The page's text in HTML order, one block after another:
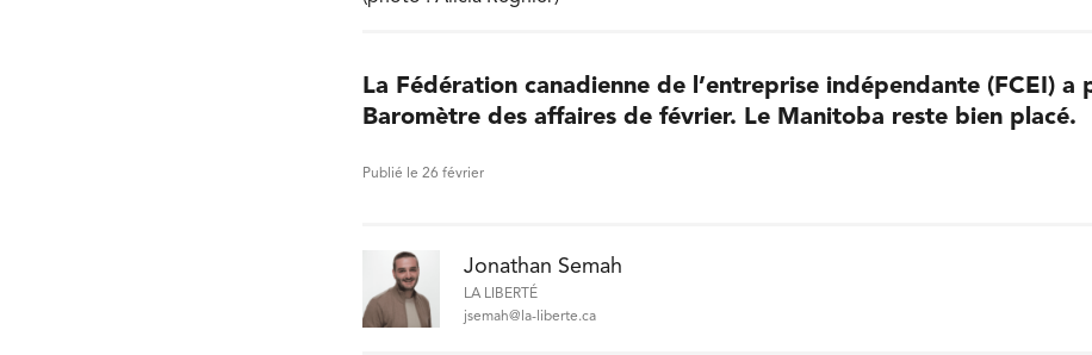
La Fédération canadienne de l’entreprise indépendante (FCEI) a
Baromètre des affaires de février. Le Manitoba reste bien placé.
Publié le 26 février
Jonathan Semah
LA LIBERTÉ
jsemah@la-liberte.ca